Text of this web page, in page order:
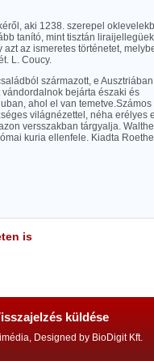
aki 1238. szerepel
tanító, mint tisztán
az ismeretes történetet,
L. Coucy.
származott, e
bejárta északi és
ahol el van
világnézettel, néha erélyes
versszakban tárgyalja.
kuria ellenfele. Kiadta
is
küldése
Designed by BioDigit Kft.